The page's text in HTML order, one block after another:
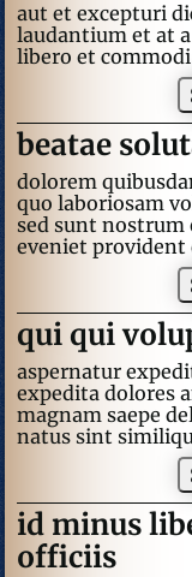
aut et excepturi
laudantium et at
libero et
beatae
dolorem
quo laboriosam
sed sunt
eveniet provident
qui qui
aspernatur
expedita dolores
magnam saepe
natus sint
id minus
officiis